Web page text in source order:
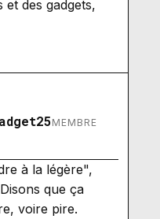
et des gadgets,
MEMBRE
à la légère",
que ça
voire pire.